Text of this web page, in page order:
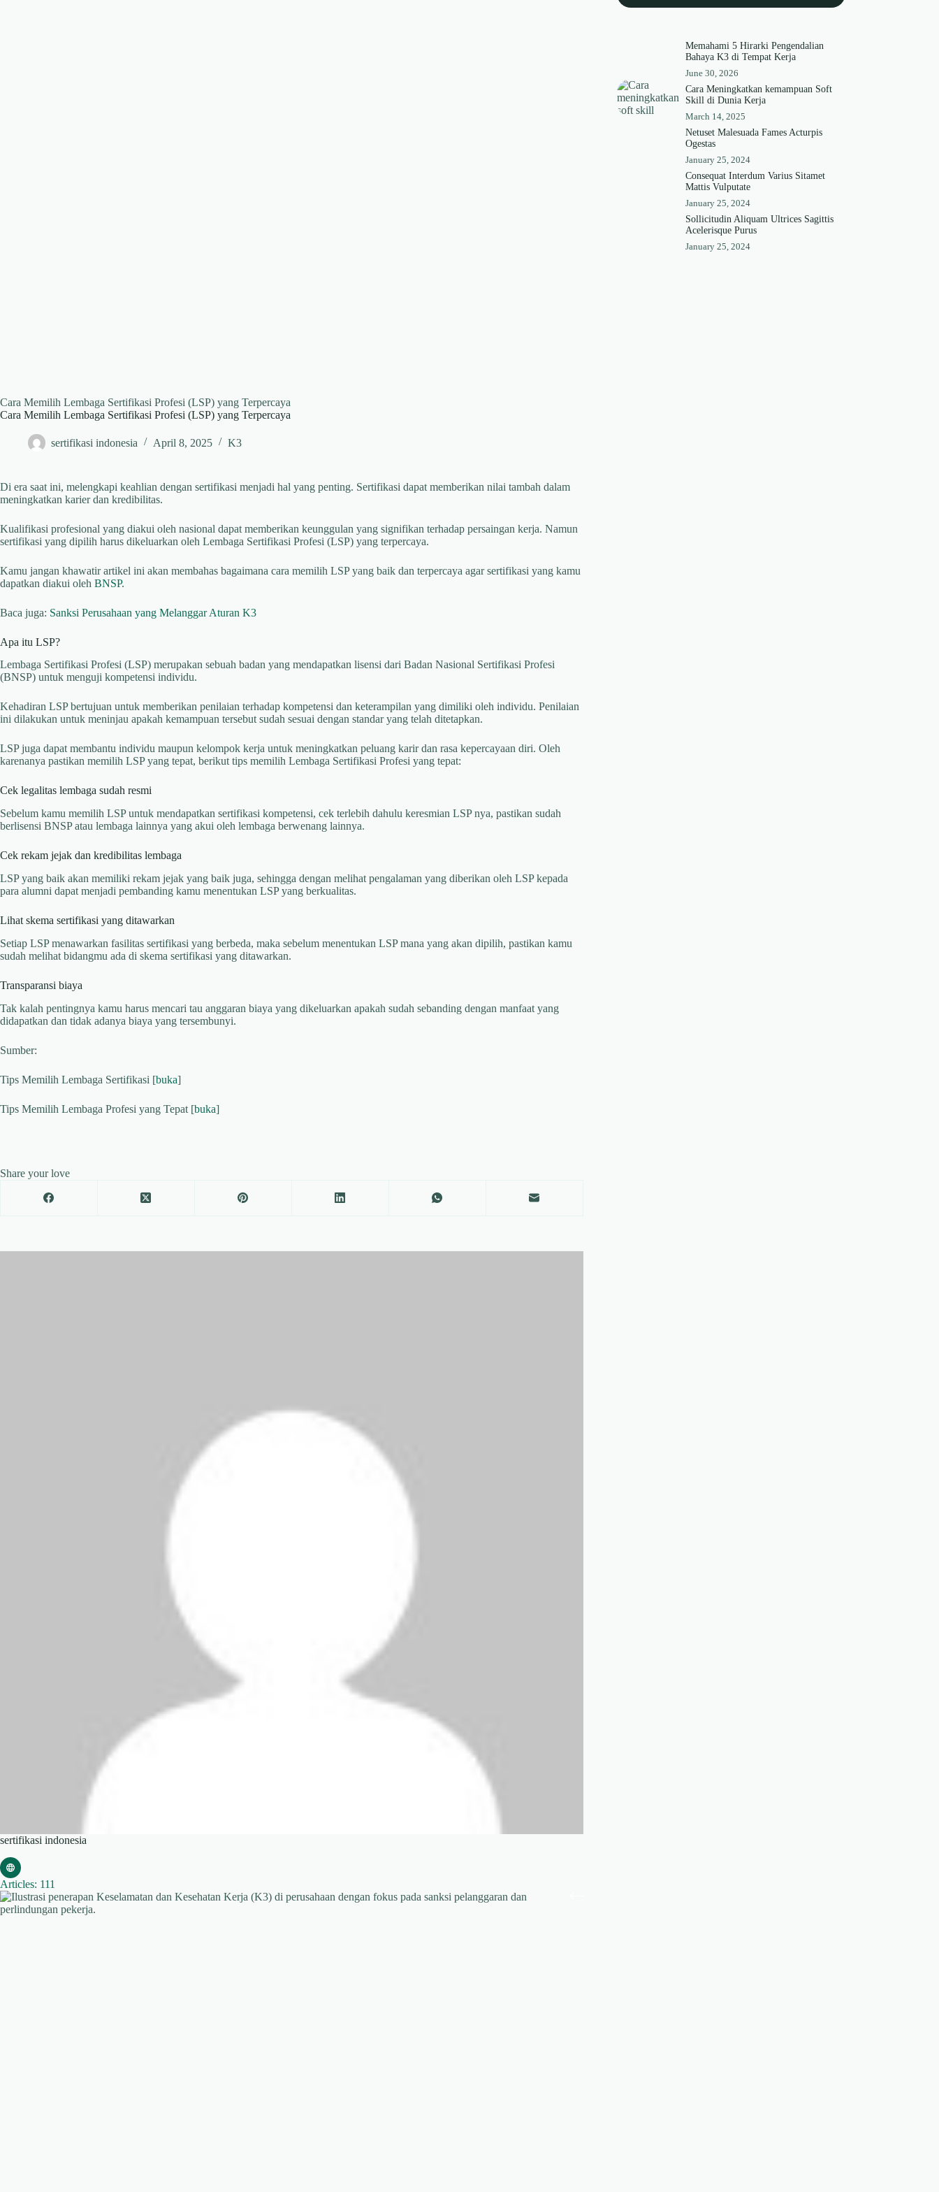
Cara Memilih Lembaga Sertifikasi Profesi (LSP) yang Terpercaya
Cara Memilih Lembaga Sertifikasi Profesi (LSP) yang Terpercaya
sertifikasi indonesia April 8, 2025 K3
Di era saat ini, melengkapi keahlian dengan sertifikasi menjadi hal yang penting. Sertifikasi dapat memberikan nilai tambah dalam
meningkatkan karier dan kredibilitas.
Kualifikasi profesional yang diakui oleh nasional dapat memberikan keunggulan yang signifikan terhadap persaingan kerja. Namun
sertifikasi yang dipilih harus dikeluarkan oleh Lembaga Sertifikasi Profesi (LSP) yang terpercaya.
Kamu jangan khawatir artikel ini akan membahas bagaimana cara memilih LSP yang baik dan terpercaya agar sertifikasi yang kamu
dapatkan diakui oleh BNSP.
Baca juga: Sanksi Perusahaan yang Melanggar Aturan K3
Apa itu LSP?
Lembaga Sertifikasi Profesi (LSP) merupakan sebuah badan yang mendapatkan lisensi dari Badan Nasional Sertifikasi Profesi
(BNSP) untuk menguji kompetensi individu.
Kehadiran LSP bertujuan untuk memberikan penilaian terhadap kompetensi dan keterampilan yang dimiliki oleh individu. Penilaian
ini dilakukan untuk meninjau apakah kemampuan tersebut sudah sesuai dengan standar yang telah ditetapkan.
LSP juga dapat membantu individu maupun kelompok kerja untuk meningkatkan peluang karir dan rasa kepercayaan diri. Oleh
karenanya pastikan memilih LSP yang tepat, berikut tips memilih Lembaga Sertifikasi Profesi yang tepat:
Cek legalitas lembaga sudah resmi
Sebelum kamu memilih LSP untuk mendapatkan sertifikasi kompetensi, cek terlebih dahulu keresmian LSP nya, pastikan sudah
berlisensi BNSP atau lembaga lainnya yang akui oleh lembaga berwenang lainnya.
Cek rekam jejak dan kredibilitas lembaga
LSP yang baik akan memiliki rekam jejak yang baik juga, sehingga dengan melihat pengalaman yang diberikan oleh LSP kepada
para alumni dapat menjadi pembanding kamu menentukan LSP yang berkualitas.
Lihat skema sertifikasi yang ditawarkan
Setiap LSP menawarkan fasilitas sertifikasi yang berbeda, maka sebelum menentukan LSP mana yang akan dipilih, pastikan kamu
sudah melihat bidangmu ada di skema sertifikasi yang ditawarkan.
Transparansi biaya
Tak kalah pentingnya kamu harus mencari tau anggaran biaya yang dikeluarkan apakah sudah sebanding dengan manfaat yang
didapatkan dan tidak adanya biaya yang tersembunyi.
Sumber:
Tips Memilih Lembaga Sertifikasi [buka]
Tips Memilih Lembaga Profesi yang Tepat [buka]
Share your love
sertifikasi indonesia
Articles: 111
Memahami 5 Hirarki Pengendalian
Bahaya K3 di Tempat Kerja
June 30, 2026
Cara Meningkatkan kemampuan Soft
Skill di Dunia Kerja
March 14, 2025
Netuset Malesuada Fames Acturpis
Ogestas
January 25, 2024
Consequat Interdum Varius Sitamet
Mattis Vulputate
January 25, 2024
Sollicitudin Aliquam Ultrices Sagittis
Acelerisque Purus
January 25, 2024